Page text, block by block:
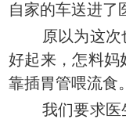
自家的车送进了
原以为这
好起来，怎料妈
靠插胃管喂流食。
我们要求医